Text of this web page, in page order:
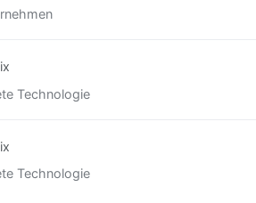
Technologie
Technologie